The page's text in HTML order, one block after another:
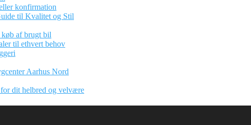
konfirmation
til Kvalitet og Stil
af brugt bil
til ethvert behov
Aarhus Nord
dit helbred og velvære